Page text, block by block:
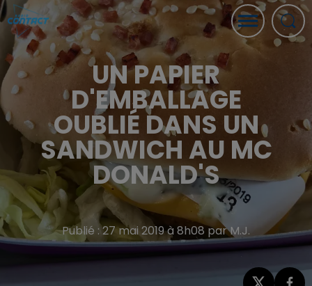
UN PAPIER
D'EMBALLAGE
OUBLIÉ DANS UN
SANDWICH AU MC
DONALD'S
Publié : 27 mai 2019 à 8h08 par M.J.